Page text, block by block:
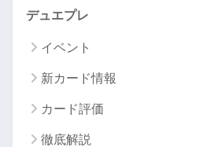
デュエプレ
イベント
新カード情報
カード評価
徹底解説